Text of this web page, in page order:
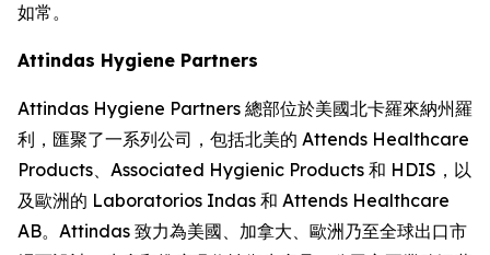
如常。
Attindas Hygiene Partners
Attindas Hygiene Partners 總部位於美國北卡羅來納州羅
利，匯聚了一系列公司，包括北美的 Attends Healthcare
Products、Associated Hygienic Products 和 HDIS，以
及歐洲的 Laboratorios Indas 和 Attends Healthcare
AB。Attindas 致力為美國、加拿大、歐洲乃至全球出口市